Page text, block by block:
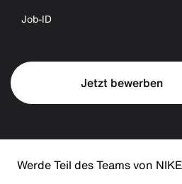
Job-ID
Jetzt bewerben
Werde Teil des Teams von